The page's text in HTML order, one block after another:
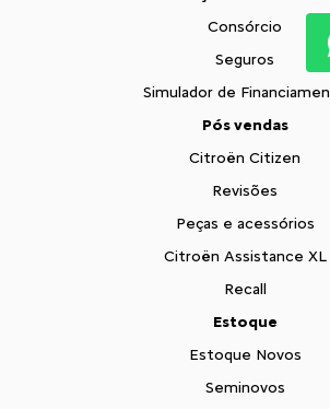
Consórcio
Seguros
Simulador de
Pós vendas
Citroën Citizen
Revisões
Peças e acessórios
Citroën Assistance XL
Recall
Estoque
Estoque Novos
Seminovos